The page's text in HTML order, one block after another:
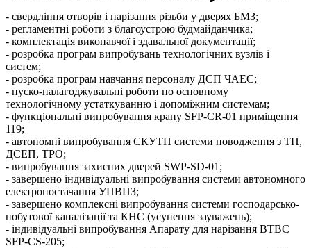
- свердління отворів і нарізання різьби у дверях БМЗ;
- регламентні роботи з благоустрою будмайданчика;
- комплектація виконавчої і здавальної документації;
- розробка програм випробувань технологічних вузлів і
систем;
- розробка програм навчання персоналу ДСП ЧАЕС;
- пуско-налагоджувальні роботи по основному
технологічному устаткуванню і допоміжним системам;
- функціональні випробування крану SFP-CR-01 приміщення
119;
- автономні випробування СКУТП системи поводження з ТП,
ДСЕП, ТРО;
- випробування захисних дверей SWP-SD-01;
- завершено індивідуальні випробування системи автономного
електропостачання УПВПЗ;
- завершено комплексні випробування системи господарсько-
побутової каналізації та КНС (усунення зауважень);
- індивідуальні випробування Апарату для нарізання ВТВС
SFP-CS-205;